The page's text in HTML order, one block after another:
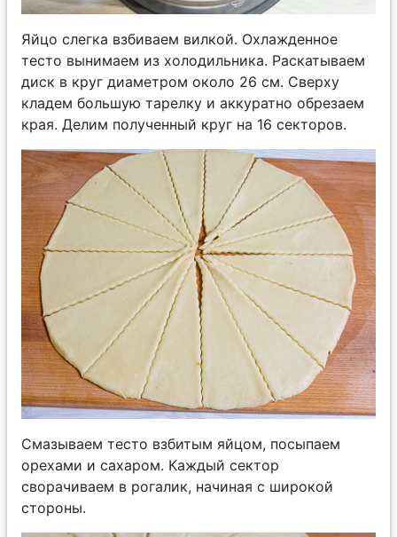
Яйцо слегка взбиваем вилкой. Охлажденное
тесто вынимаем из холодильника. Раскатываем
диск в круг диаметром около 26 см. Сверху
кладем большую тарелку и аккуратно обрезаем
края. Делим полученный круг на 16 секторов.
Смазываем тесто взбитым яйцом, посыпаем
орехами и сахаром. Каждый сектор
сворачиваем в рогалик, начиная с широкой
стороны.